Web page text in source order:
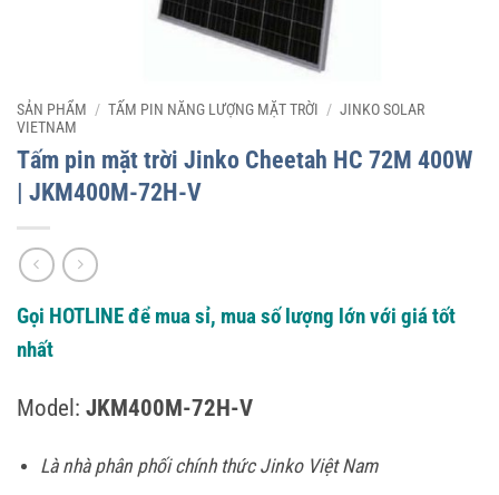
SẢN PHẨM / TẤM PIN NĂNG LƯỢNG MẶT TRỜI / JINKO SOLAR
VIETNAM
Tấm pin mặt trời Jinko Cheetah HC 72M 400W
| JKM400M-72H-V
Gọi HOTLINE để mua sỉ, mua số lượng lớn với giá tốt
nhất
Model: JKM400M-72H-V
Là nhà phân phối chính thức Jinko Việt Nam